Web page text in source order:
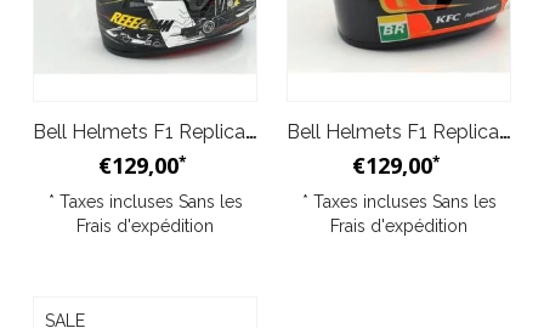
Bell Helmets F1 Replica casque 1:2 Stoffel Vandoorne Spa Edition 2017
€129,00*
* Taxes incluses Sans les
Frais d'expédition
Bell Helmets F1 Replica casque 1:2 Stoffel Vandoorne 2018
€129,00*
* Taxes incluses Sans les
Frais d'expédition
SALE